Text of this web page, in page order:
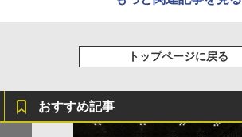
トップページに戻る
おすすめ記事